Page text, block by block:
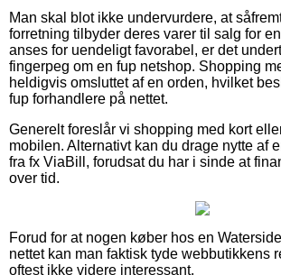
Man skal blot ikke undervurdere, at
forretning tilbyder deres varer til salg for
anses for uendeligt favorabel, er det
fingerpeg om en fup netshop. Shopping
heldigvis omsluttet af en orden, hvilket
fup forhandlere på nettet.
Generelt foreslår vi shopping med kort
mobilen. Alternativt kan du drage nytte af
fra fx ViaBill, forudsat du har i sinde at
over tid.
Forud for at nogen køber hos en
nettet kan man faktisk tyde webbutikkens
oftest ikke videre interessant.